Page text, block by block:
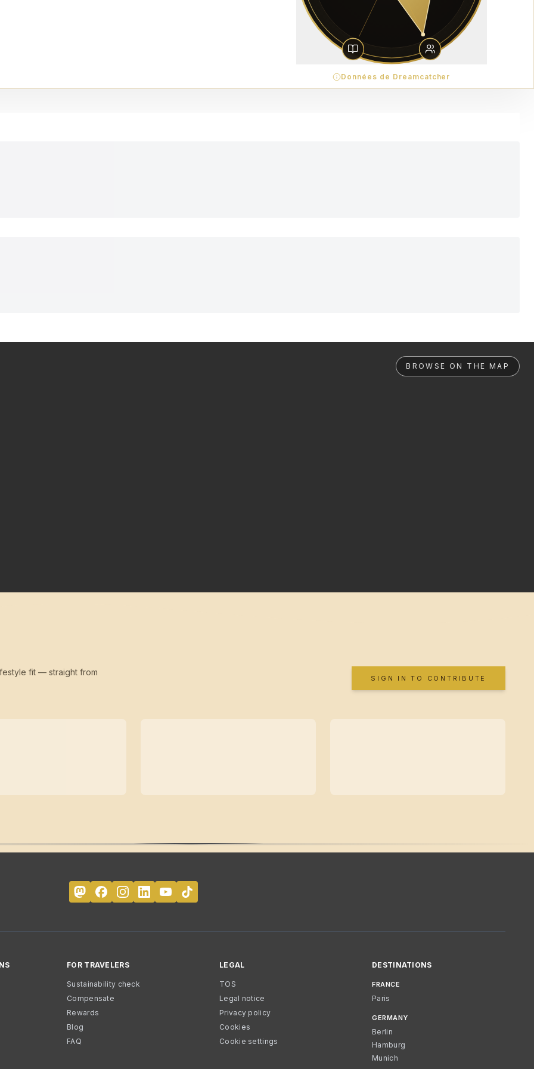
Données de Dreamcatcher
BROWSE ON THE MAP
fit — straight from
SIGN IN TO CONTRIBUTE
FOR TRAVELERS
Sustainability check
Compensate
Rewards
Blog
FAQ
LEGAL
TOS
Legal notice
Privacy policy
Cookies
Cookie settings
DESTINATIONS
FRANCE
Paris
GERMANY
Berlin
Hamburg
Munich